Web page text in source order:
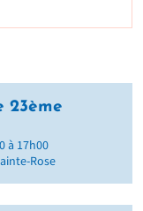
23ème
à 17h00
Rose